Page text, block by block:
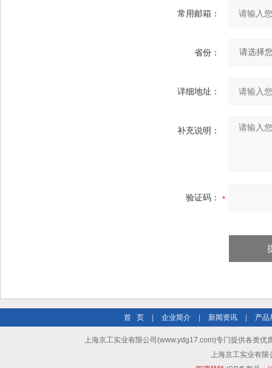
常用邮箱：
省份：
详细地址：
补充说明：
验证码：
首 页 企业简介 新闻资讯 产品
上海京工实业有限公司(www.ydg17.com)专门提供各类优
上海京工实业有限